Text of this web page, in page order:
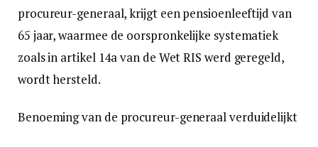
procureur-generaal, krijgt een pensioenleeftijd van
65 jaar, waarmee de oorspronkelijke systematiek
zoals in artikel 14a van de Wet RIS werd geregeld,
wordt hersteld.
Benoeming van de procureur-generaal verduidelijkt